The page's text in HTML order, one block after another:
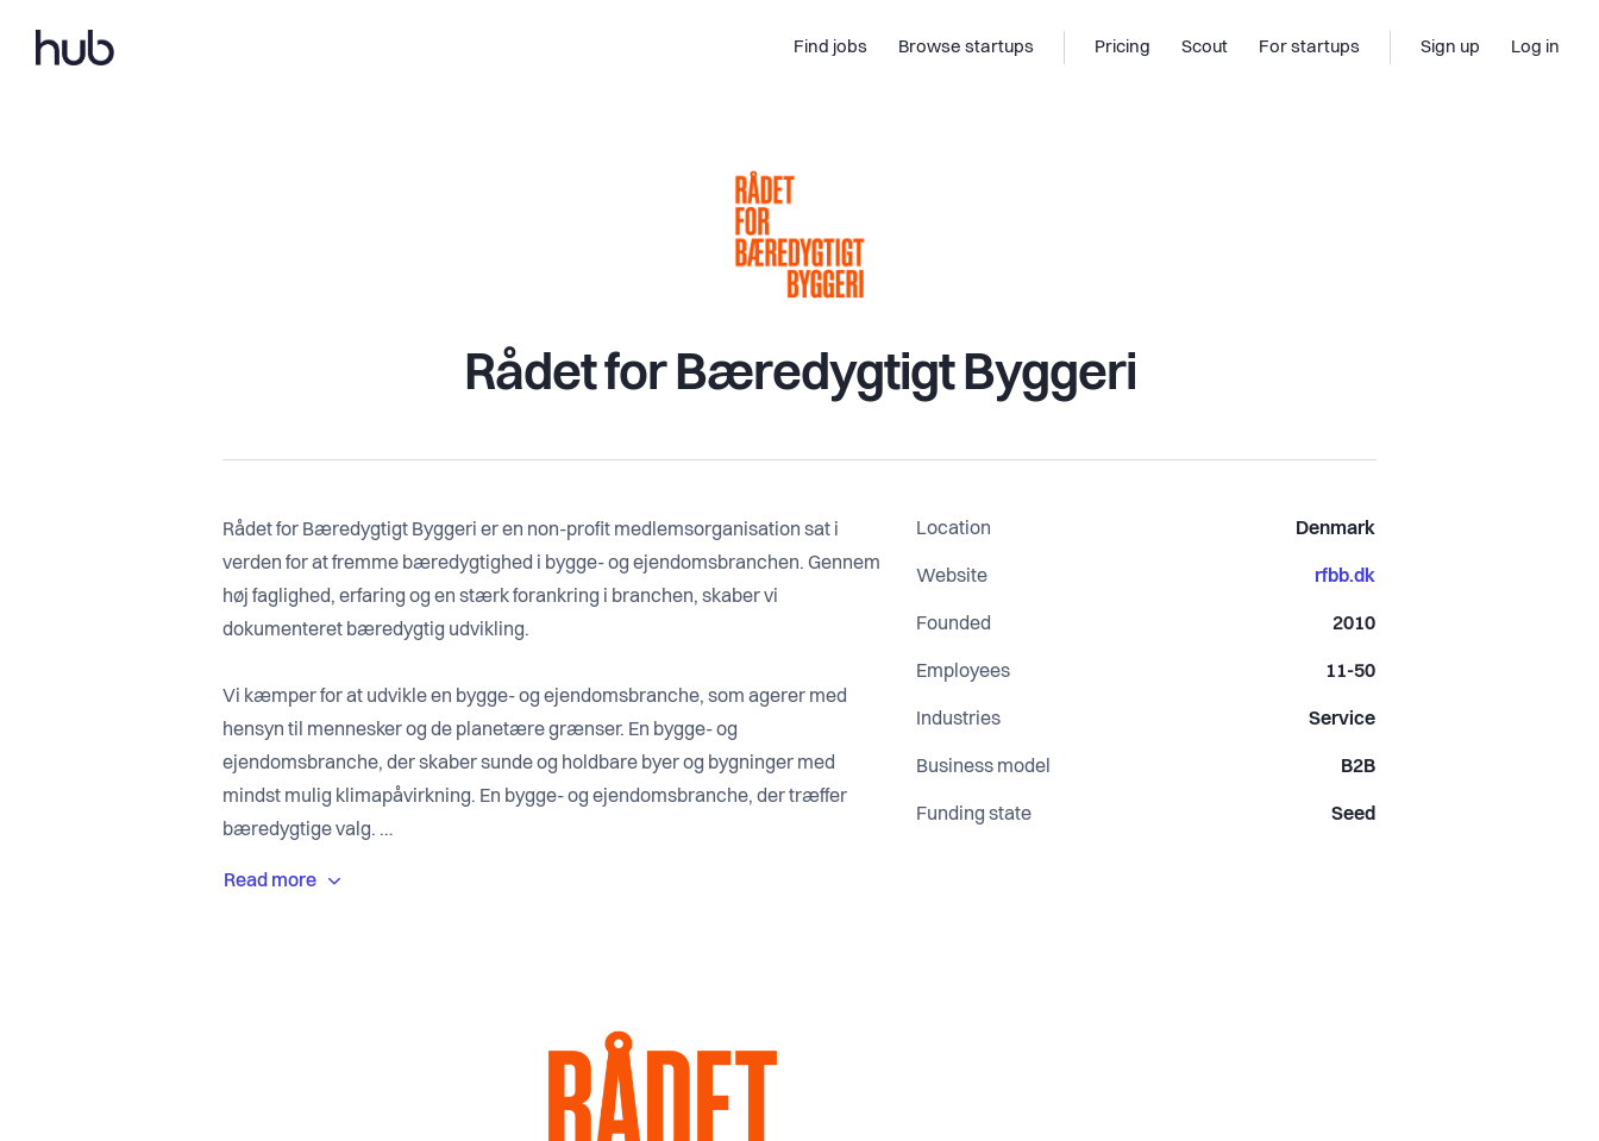
Find jobs Browse startups Pricing Scout For startups Sign up Log in
Rådet for Bæredygtigt Byggeri
Rådet for Bæredygtigt Byggeri er en non-profit medlemsorganisation sat i
verden for at fremme bæredygtighed i bygge- og ejendomsbranchen. Gennem
høj faglighed, erfaring og en stærk forankring i branchen, skaber vi
dokumenteret bæredygtig udvikling.
Vi kæmper for at udvikle en bygge- og ejendomsbranche, som agerer med
hensyn til mennesker og de planetære grænser. En bygge- og
ejendomsbranche, der skaber sunde og holdbare byer og bygninger med
mindst mulig klimapåvirkning. En bygge- og ejendomsbranche, der træffer
bæredygtige valg.
Location Denmark
Website rfbb.dk
Founded 2010
Employees 11-50
Industries Service
Business model B2B
Funding state Seed